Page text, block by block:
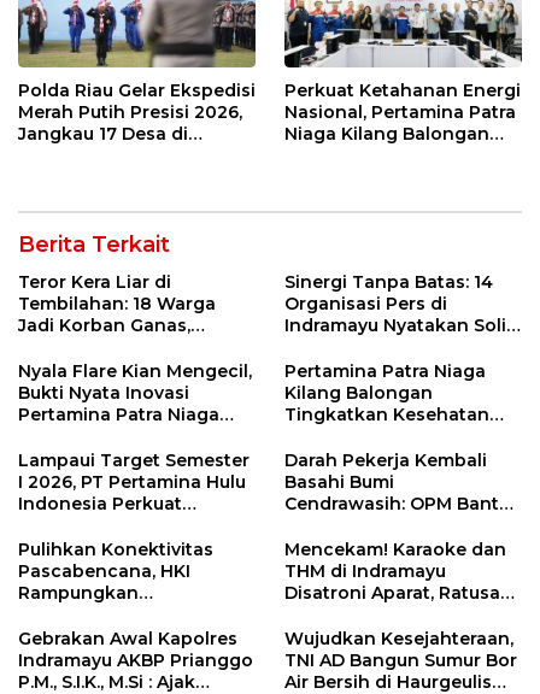
Polda Riau Gelar Ekspedisi
Merah Putih Presisi 2026,
Jangkau 17 Desa di
Perkuat Ketahanan Energi
Nasional, Pertamina Patra
Niaga Kilang Balongan
Berita Terkait
Teror Kera Liar di
Tembilahan: 18 Warga
Jadi Korban Ganas,
12 Jahitan!
Sinergi Tanpa Batas: 14
Organisasi Pers di
Indramayu Nyatakan Solid
Nyala Flare Kian Mengecil,
Bukti Nyata Inovasi
Pertamina Patra Niaga
Net Zero Emission 2060
Pertamina Patra Niaga
Kilang Balongan
Tingkatkan Kesehatan
Pemeriksaan Kesehatan
Rutin dan Edukasi
Perawatan Gigi
Lampaui Target Semester
I 2026, PT Pertamina Hulu
Indonesia Perkuat
Nasional Lewat Inovasi &
Keselamatan Kerja
Darah Pekerja Kembali
Basahi Bumi
Cendrawasih: OPM Bantai
di Tolikara!
Pulihkan Konektivitas
Pascabencana, HKI
Rampungkan
Lembah Anai dan Malalak
Mencekam! Karaoke dan
THM di Indramayu
Disatroni Aparat, Ratusan
Dites Urine!
Gebrakan Awal Kapolres
Indramayu AKBP Prianggo
P.M., S.I.K., M.Si : Ajak
Wujudkan Kesejahteraan,
TNI AD Bangun Sumur Bor
Air Bersih di Haurgeulis